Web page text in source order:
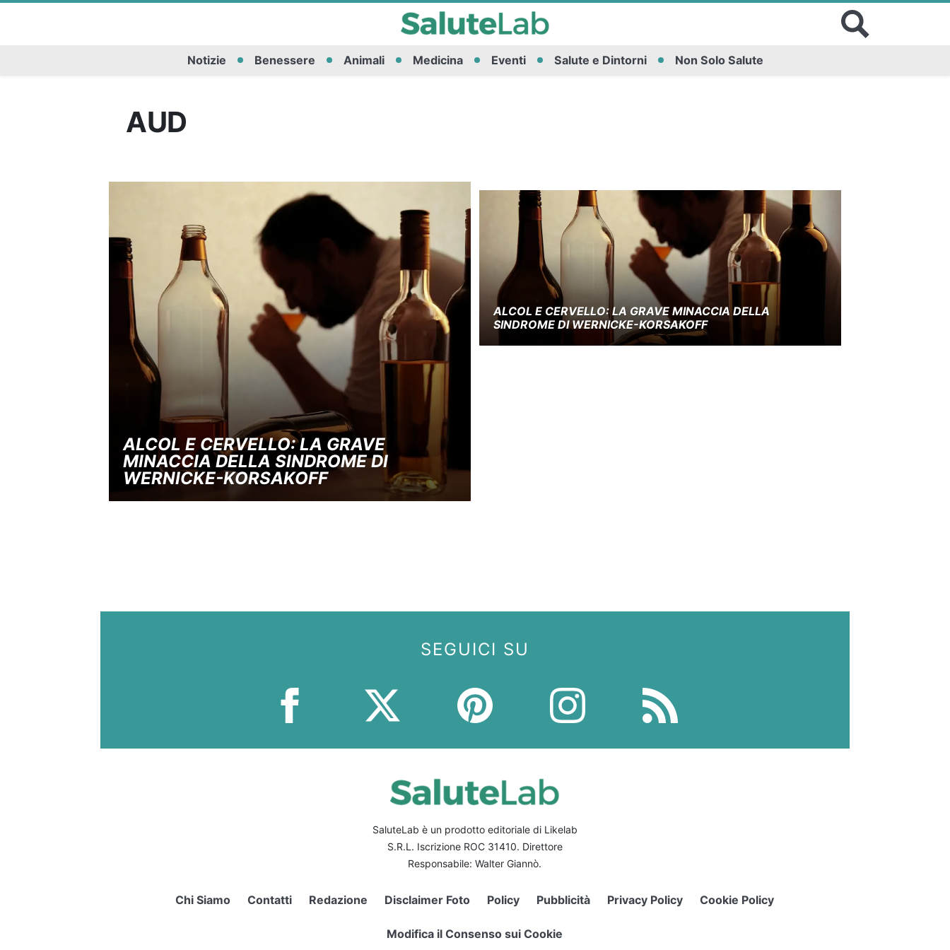
Notizie Benessere Animali Medicina Eventi Salute e Dintorni Non Solo Salute
AUD
ALCOL E CERVELLO: LA GRAVE
MINACCIA DELLA SINDROME DI
WERNICKE-KORSAKOFF
ALCOL E CERVELLO: LA GRAVE MINACCIA DELLA
SINDROME DI WERNICKE-KORSAKOFF
SEGUICI SU
SaluteLab è un prodotto editoriale di Likelab
S.R.L. Iscrizione ROC 31410. Direttore
Responsabile: Walter Giannò.
Chi Siamo Contatti Redazione Disclaimer Foto Policy Pubblicità Privacy Policy Cookie Policy
Modifica il Consenso sui Cookie